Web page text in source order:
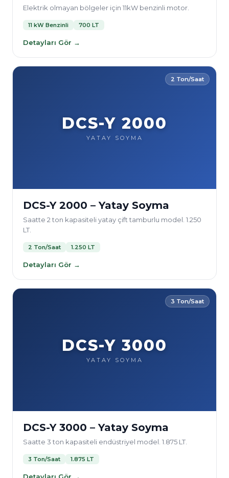
Elektrik olmayan bölgeler için 11kW benzinli motor.
11 kW Benzinli 700 LT
Detayları Gör →
2 Ton/Saat
DCS-Y 2000
YATAY SOYMA
DCS-Y 2000 – Yatay Soyma
Saatte 2 ton kapasiteli yatay çift tamburlu model. 1.250
LT.
2 Ton/Saat 1.250 LT
Detayları Gör →
3 Ton/Saat
DCS-Y 3000
YATAY SOYMA
DCS-Y 3000 – Yatay Soyma
Saatte 3 ton kapasiteli endüstriyel model. 1.875 LT.
3 Ton/Saat 1.875 LT